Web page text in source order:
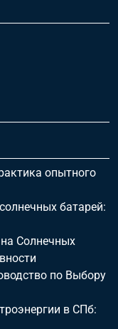
опытного
батарей:
Солнечных
по Выбору
в СПб: